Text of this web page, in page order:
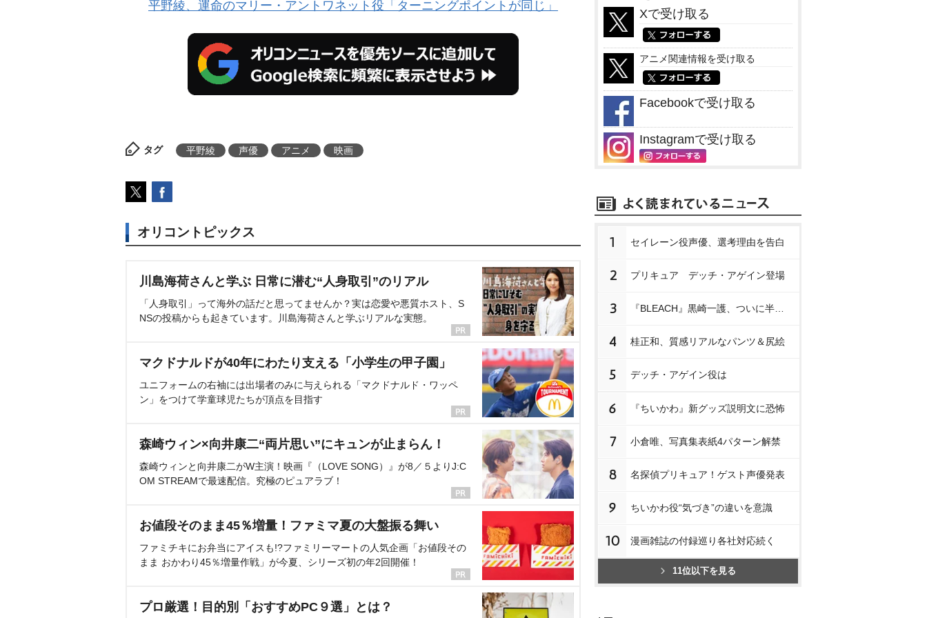
平野綾、運命のマリー・アントワネット役「ターニングポイントが同じ」
タグ 平野綾 声優 アニメ 映画
オリコントピックス
川島海荷さんと学ぶ 日常に潜む“人身取引”のリアル
「人身取引」って海外の話だと思ってませんか？実は恋愛や悪質ホスト、S
NSの投稿からも起きています。川島海荷さんと学ぶリアルな実態。
マクドナルドが40年にわたり支える「小学生の甲子園」
ユニフォームの右袖には出場者のみに与えられる「マクドナルド・ワッペ
ン」をつけて学童球児たちが頂点を目指す
森崎ウィン×向井康二“両片思い”にキュンが止まらん！
森崎ウィンと向井康二がW主演！映画『（LOVE SONG）』が8／５よりJ:C
OM STREAMで最速配信。究極のピュアラブ！
お値段そのまま45％増量！ファミマ夏の大盤振る舞い
ファミチキにお弁当にアイスも!?ファミリーマートの人気企画「お値段その
まま おかわり45％増量作戦」が今夏、シリーズ初の年2回開催！
プロ厳選！目的別「おすすめPC９選」とは？
Xで受け取る
アニメ関連情報を受け取る
Facebookで受け取る
Instagramで受け取る
1 セイレーン役声優、選考理由を告白
2 プリキュア デッチ・アゲイン登場
3
4 桂正和、質感リアルなパンツ＆尻絵
5 デッチ・アゲイン役は
6 『ちいかわ』新グッズ説明文に恐怖
7 小倉唯、写真集表紙4パターン解禁
8 名探偵プリキュア！ゲスト声優発表
9 ちいかわ役“気づき”の違いを意識
10 漫画雑誌の付録巡り各社対応続く
11位以下を見る